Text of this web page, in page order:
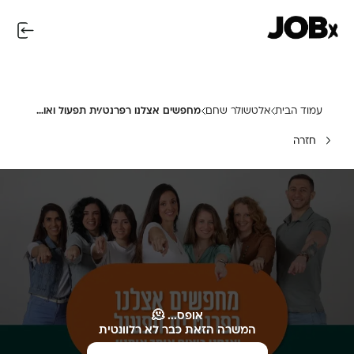
עמוד הבית אלטשולר שחם מחפשים אצלנו רפרנט/ית תפעול ואותך אנחנו רוצים!
חזרה
אופס... 🫠
המשרה הזאת כבר לא רלוונטית